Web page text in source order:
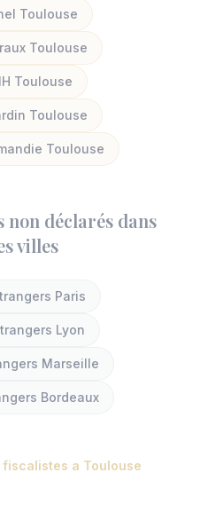
Toulouse
Toulouse
Toulouse
Toulouse
Toulouse
non déclarés dans
villes
Paris
Lyon
Marseille
Bordeaux
a Toulouse